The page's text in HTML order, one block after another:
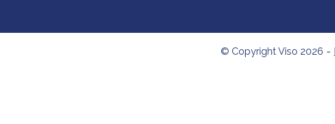
© Copyright Viso 2026 -